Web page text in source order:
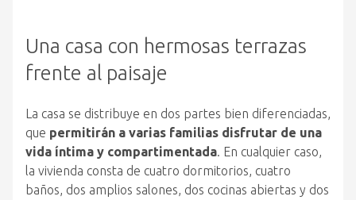
Una casa con hermosas terrazas
frente al paisaje
La casa se distribuye en dos partes bien diferenciadas,
que permitirán a varias familias disfrutar de una
vida íntima y compartimentada. En cualquier caso,
la vivienda consta de cuatro dormitorios, cuatro
baños, dos amplios salones, dos cocinas abiertas y dos